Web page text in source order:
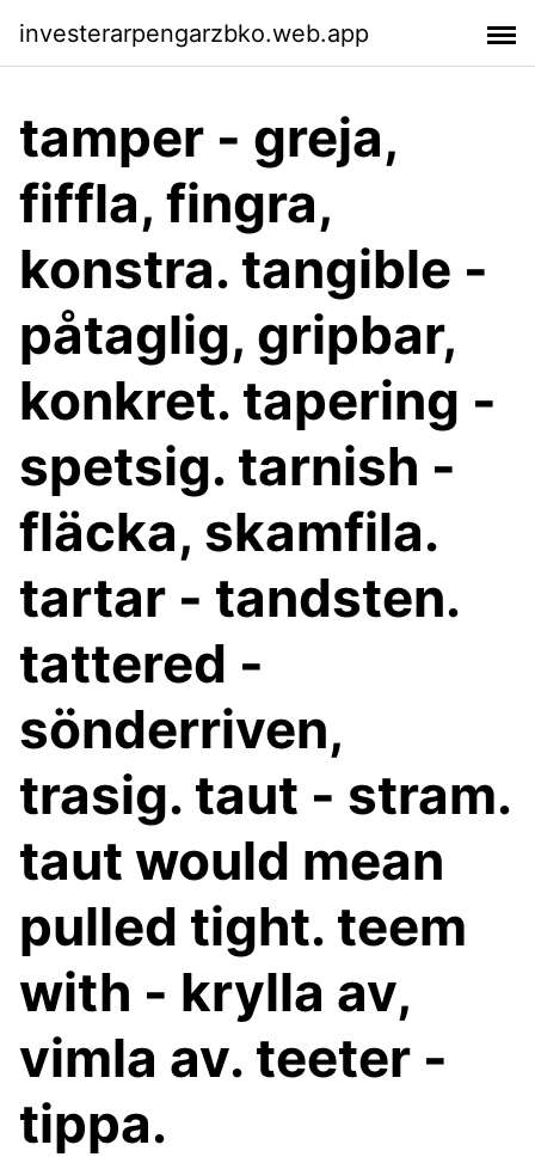
investerarpengarzbko.web.app
tamper - greja,
fiffla, fingra,
konstra. tangible -
påtaglig, gripbar,
konkret. tapering -
spetsig. tarnish -
fläcka, skamfila.
tartar - tandsten.
tattered -
sönderriven,
trasig. taut - stram.
taut would mean
pulled tight. teem
with - krylla av,
vimla av. teeter -
tippa.